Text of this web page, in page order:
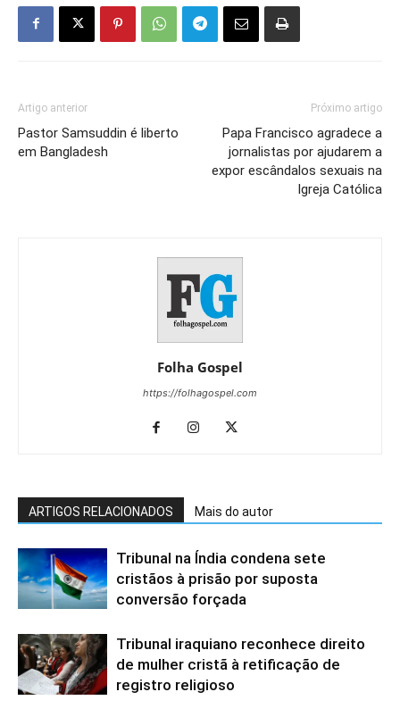
Artigo anterior
Pastor Samsuddin é liberto
em Bangladesh
Próximo artigo
Papa Francisco agradece a
jornalistas por ajudarem a
expor escândalos sexuais na
Igreja Católica
Folha Gospel
https://folhagospel.com
ARTIGOS RELACIONADOS Mais do autor
Tribunal na Índia condena sete
cristãos à prisão por suposta
conversão forçada
Tribunal iraquiano reconhece direito
de mulher cristã à retificação de
registro religioso